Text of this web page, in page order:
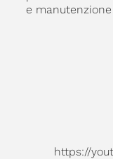
e
https://